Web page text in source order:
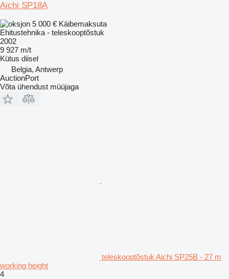
Aichi SP18A
5 000 € Käibemaksuta
Ehitustehnika - teleskooptõstuk
2002
9 927 m/t
Kütus diisel
Belgia, Antwerp
AuctionPort
Võta ühendust müüjaga
teleskooptõstuk Aichi SP25B - 27 m
working height
4